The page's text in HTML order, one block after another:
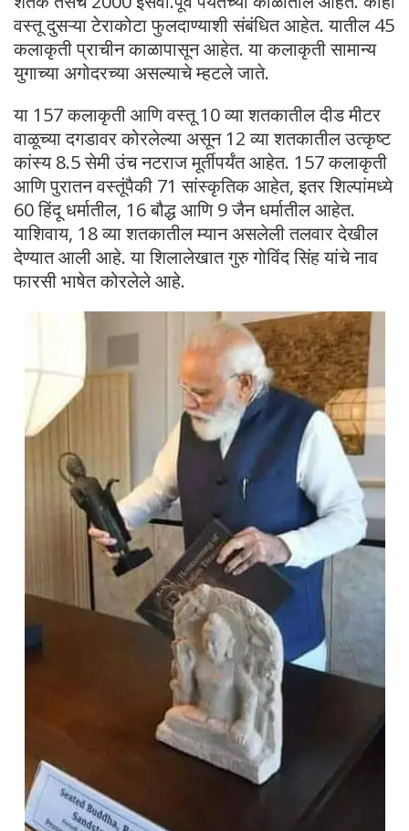
वस्तू दुसऱ्या टेराकोटा फुलदाण्याशी संबंधित आहेत. यातील 45
कलाकृती प्राचीन काळापासून आहेत. या कलाकृती सामान्य
युगाच्या अगोदरच्या असल्याचे म्हटले जाते.
या 157 कलाकृती आणि वस्तू 10 व्या शतकातील दीड मीटर
वाळूच्या दगडावर कोरलेल्या असून 12 व्या शतकातील उत्कृष्ट
कांस्य 8.5 सेमी उंच नटराज मूर्तीपर्यंत आहेत. 157 कलाकृती
आणि पुरातन वस्तूंपैकी 71 सांस्कृतिक आहेत, इतर शिल्पांमध्ये
60 हिंदू धर्मातील, 16 बौद्ध आणि 9 जैन धर्मातील आहेत.
याशिवाय, 18 व्या शतकातील म्यान असलेली तलवार देखील
देण्यात आली आहे. या शिलालेखात गुरु गोविंद सिंह यांचे नाव
फारसी भाषेत कोरलेले आहे.